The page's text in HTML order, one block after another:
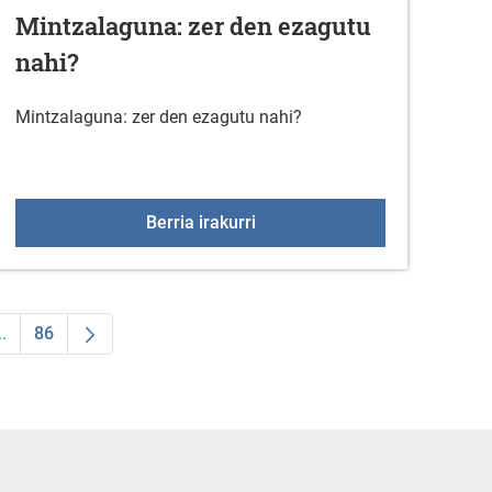
Mintzalaguna: zer den ezagutu
nahi?
Mintzalaguna: zer den ezagutu nahi?
Berria irakurriMintzalaguna: zer den
to navigate.
Intermediate Pages Use TAB to navigate.
Orrialdea
86